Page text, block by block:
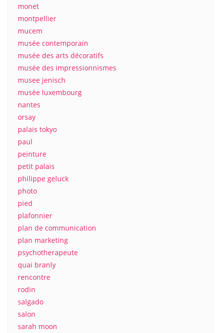
monet
montpellier
mucem
musée contemporain
musée des arts décoratifs
musée des impressionnismes
musee jenisch
musée luxembourg
nantes
orsay
palais tokyo
paul
peinture
petit palais
philippe geluck
photo
pied
plafonnier
plan de communication
plan marketing
psychotherapeute
quai branly
rencontre
rodin
salgado
salon
sarah moon